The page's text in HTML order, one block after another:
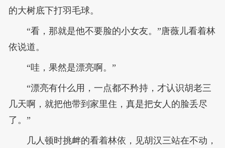
的大树底下打羽毛球。
“看，那就是他不要脸的小女友。”唐薇儿看着林
依说道。
“哇，果然是漂亮啊。”
“漂亮有什么用，一点都不矜持，才认识胡老三
几天啊，就把他带到家里住，真是把女人的脸丢尽
了。”
几人顿时挑衅的看着林依，见胡汉三站在不动，